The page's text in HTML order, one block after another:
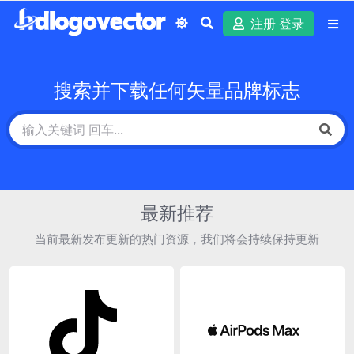
注册 登录
搜索并下载任何矢量品牌标志
最新推荐
当前最新发布更新的热门资源，我们将会持续保持更新